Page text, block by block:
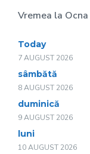
Vremea la
Today
7 AUGUST 2026
sâmbătă
8 AUGUST 2026
duminică
9 AUGUST 2026
luni
10 AUGUST 2026